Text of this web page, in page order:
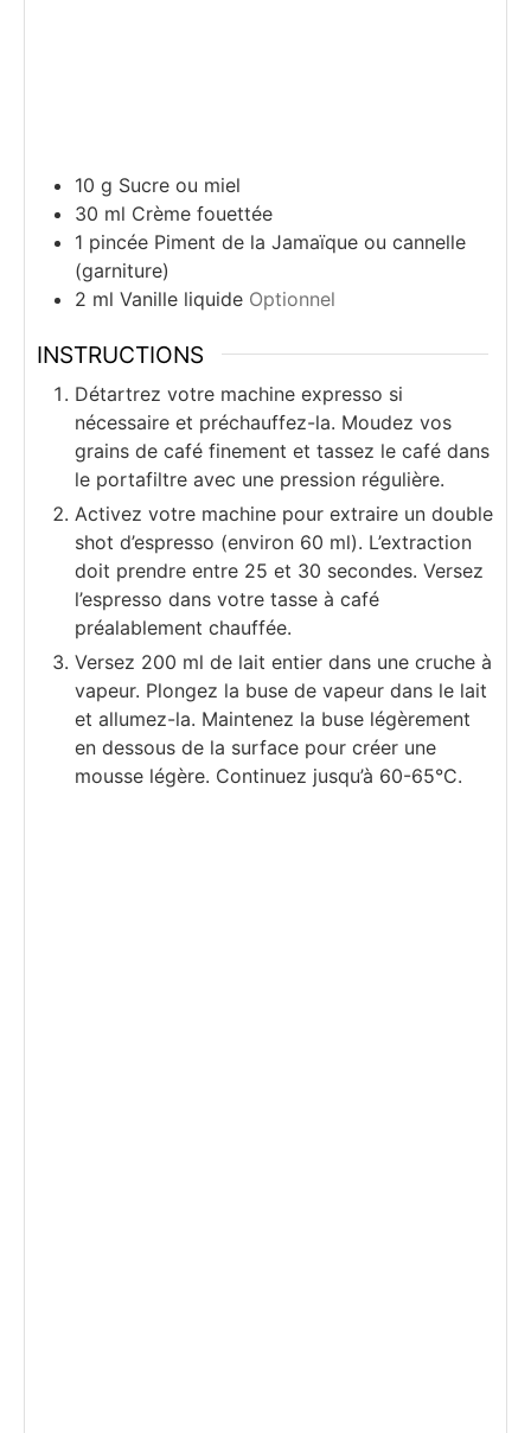
10 g Sucre ou miel
30 ml Crème fouettée
1 pincée Piment de la Jamaïque ou cannelle
(garniture)
2 ml Vanille liquide Optionnel
INSTRUCTIONS
Détartrez votre machine expresso si
nécessaire et préchauffez-la. Moudez vos
grains de café finement et tassez le café dans
le portafiltre avec une pression régulière.
Activez votre machine pour extraire un double
shot d’espresso (environ 60 ml). L’extraction
doit prendre entre 25 et 30 secondes. Versez
l’espresso dans votre tasse à café
préalablement chauffée.
Versez 200 ml de lait entier dans une cruche à
vapeur. Plongez la buse de vapeur dans le lait
et allumez-la. Maintenez la buse légèrement
en dessous de la surface pour créer une
mousse légère. Continuez jusqu’à 60-65°C.